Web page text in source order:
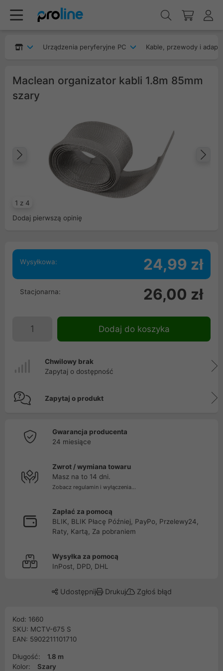
Urządzenia peryferyjne PC Kable, przewody i
Maclean organizator kabli 1.8m 85mm
szary
1 z 4
Poprzedni
Dodaj pierwszą opinię
Wysyłkowa: 24,99 zł
Stacjonarna: 26,00 zł
Dodaj do koszyka
Chwilowy brak
Zapytaj o dostępność
Zapytaj o produkt
Gwarancja producenta
24 miesiące
Zwrot / wymiana towaru
Masz na to 14 dni.
Zobacz regulamin i wyłączenia...
Zapłać za pomocą
BLIK, BLIK Płacę Później, PayPo, Przelewy24,
Raty, Kartą, Za pobraniem
Wysyłka za pomocą
InPost, DPD, DHL
Udostępnij Drukuj Zgłoś błąd
Kod: 1660
SKU: MCTV-675 S
EAN: 5902211101710
Długość:
1.8 m
Kolor:
Szary